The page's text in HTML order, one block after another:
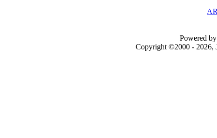
Powered
Copyright ©2000 - 2026,